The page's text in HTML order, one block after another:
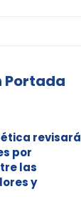
Portada
revisará
por
las
y